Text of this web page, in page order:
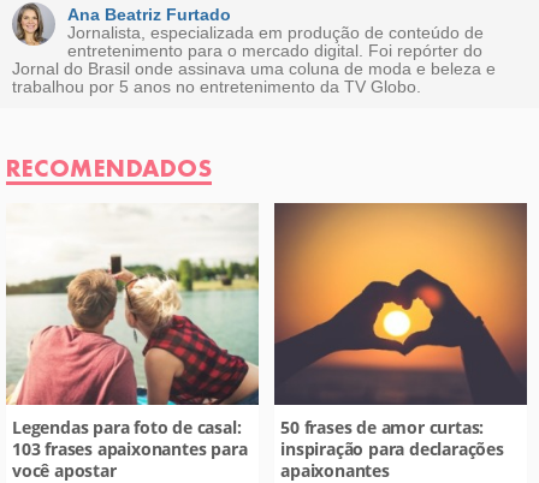
Este conteúdo não tem a informação que procuro
Outro
Ana Beatriz Furtado
Jornalista, especializada em produção de conteúdo de
entretenimento para o mercado digital. Foi repórter do
Jornal do Brasil onde assinava uma coluna de moda e beleza e
trabalhou por 5 anos no entretenimento da TV Globo.
RECOMENDADOS
Legendas para foto de casal:
103 frases apaixonantes para
você apostar
50 frases de amor curtas:
inspiração para declarações
apaixonantes